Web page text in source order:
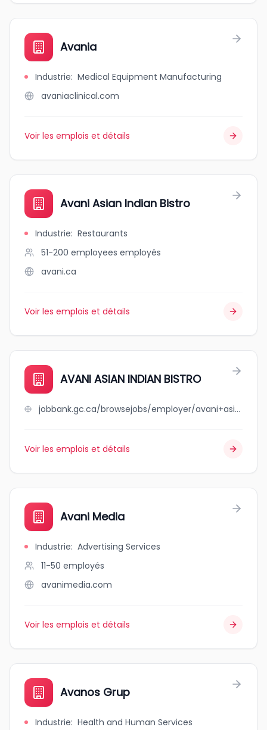
Avania
Industrie: Medical Equipment Manufacturing
avaniaclinical.com
Voir les emplois et détails
Avani Asian Indian Bistro
Industrie: Restaurants
51-200 employees employés
avani.ca
Voir les emplois et détails
AVANI ASIAN INDIAN BISTRO
jobbank.gc.ca/browsejobs/employer/avani+asian+indian+bistro/ca
Voir les emplois et détails
Avani Media
Industrie: Advertising Services
11-50 employés
avanimedia.com
Voir les emplois et détails
Avanos Grup
Industrie: Health and Human Services